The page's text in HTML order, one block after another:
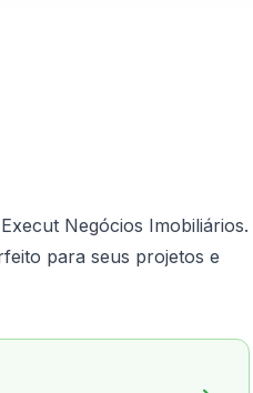
Negócios Imobiliários.
para seus projetos e